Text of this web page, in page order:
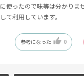
使ったので味等は分かりま
て利用しています。
参考になった 0